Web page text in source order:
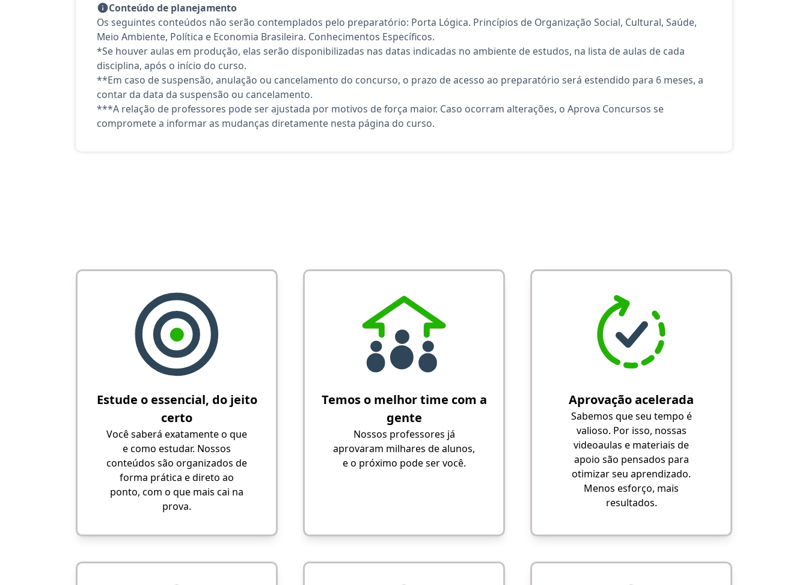
Conteúdo de planejamento
Os seguintes conteúdos não serão contemplados pelo preparatório: Porta Lógica. Princípios de Organização Social, Cultural, Saúde,
Meio Ambiente, Política e Economia Brasileira. Conhecimentos Específicos.
*Se houver aulas em produção, elas serão disponibilizadas nas datas indicadas no ambiente de estudos, na lista de aulas de cada
disciplina, após o início do curso.
**Em caso de suspensão, anulação ou cancelamento do concurso, o prazo de acesso ao preparatório será estendido para 6 meses, a
contar da data da suspensão ou cancelamento.
***A relação de professores pode ser ajustada por motivos de força maior. Caso ocorram alterações, o Aprova Concursos se
compromete a informar as mudanças diretamente nesta página do curso.
Estude o essencial, do jeito
certo
Você saberá exatamente o que
e como estudar. Nossos
conteúdos são organizados de
forma prática e direto ao
ponto, com o que mais cai na
prova.
Temos o melhor time com a
gente
Nossos professores já
aprovaram milhares de alunos,
e o próximo pode ser você.
Aprovação acelerada
Sabemos que seu tempo é
valioso. Por isso, nossas
videoaulas e materiais de
apoio são pensados para
otimizar seu aprendizado.
Menos esforço, mais
resultados.